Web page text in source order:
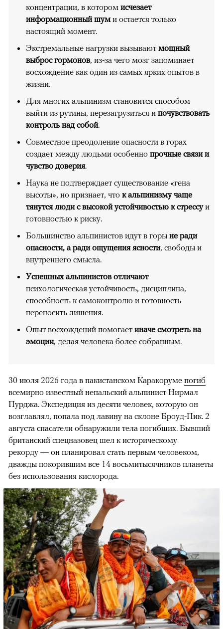
концентрации, в котором исчезает
информационный шуми остается только
настоящий момент.
Экстремальные нагрузки вызывают мощный
выброс гормонов, из-за чего мозг запоминает
восхождение как один из самых ярких опытов в
жизни.
Для многих альпинизм становится способом
выйти из рутины, перезагрузиться и почувствовать
контроль над собой.
Совместное преодоление опасности в горах
создает между людьми особенно прочные связи и
чувство доверия.
Наука не подтверждает существование «гена
высоты», но признает, что к альпинизму чаще
тянутся люди с высокой устойчивостью к стрессуи
готовностью к риску.
Большинство альпинистов идут в горы не ради
опасности, а ради ощущения ясности, свободы и
внутреннего смысла.
Успешных альпинистов отличают
психологическая устойчивость, дисциплина,
способность к самоконтролю и готовность
переносить лишения.
Опыт восхождений помогает иначе смотреть на
эмоции, делая человека более собранным.
30 июля 2026 года в пакистанском Каракоруме погиб
всемирно известный непальский альпинист Нирмал
Пурджа. Экспедиция из десяти человек, которую он
возглавлял, попала под лавину на склоне Броуд-Пик. 2
августа спасатели обнаружили тела погибших. Бывший
британский спецназовец шел к историческому
рекорду — он планировал стать первым человеком,
дважды покорившим все 14 восьмитысячников планеты
без использования кислорода.